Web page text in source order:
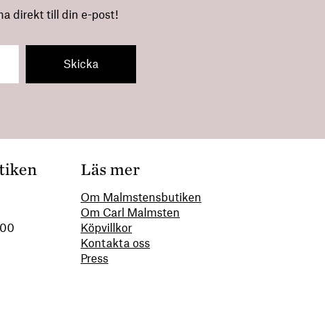
direkt till din e-post!
Läs mer
Om Malmstensbutiken
Om Carl Malmsten
Köpvillkor
Kontakta oss
Press